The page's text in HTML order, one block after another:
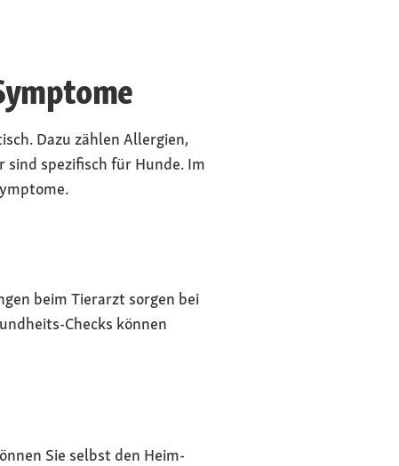
Dazu zählen Allergien,
spezifisch für Hunde. Im
beim Tierarzt sorgen bei
Checks können
Sie selbst den Heim-